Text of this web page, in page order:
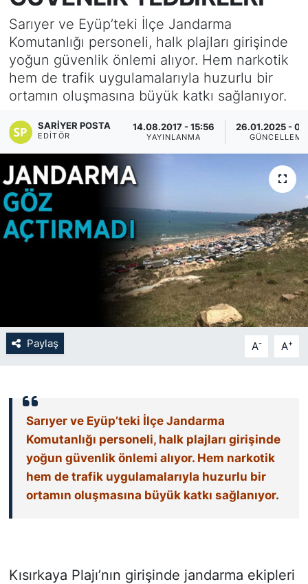
Sarıyer ve Eyüp’teki İlçe Jandarma
Komutanlığı personeli, halk plajları girişinde
yoğun güvenlik önlemi alıyor. Hem narkotik
hem de trafik uygulamalarıyla huzurlu bir
ortamın oluşmasına büyük katkı sağlanıyor.
SARIYER POSTA
EDITÖR
14.08.2017 - 15:56
YAYINLANMA
26.01.2025 -
GÜNCELLEME
Paylaş A- A+
Sarıyer ve Eyüp’teki İlçe Jandarma
Komutanlığı personeli, halk plajları girişinde
yoğun güvenlik önlemi alıyor. Hem narkotik
hem de trafik uygulamalarıyla huzurlu bir
ortamın oluşmasına büyük katkı sağlanıyor.
Kısırkaya Plajı’nın girişinde jandarma ekipleri
KÖŞE YAZILARI
KÖŞE YAZILARI (Arşiv)
KÜLTÜR SANAT
MAGAZİN
RÖPORTAJ
SAĞLIK
SARIYER HABERLERİ
SARIYER İMAR BARIŞI
SİYASET
TEKNOLOJİ
TÜRKİYE VE DÜNYA GÜNDEMİ